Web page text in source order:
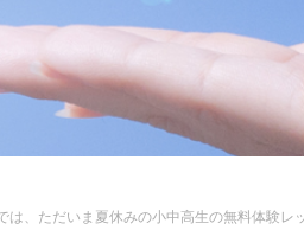
は、ただいま夏休みの小中高生の無料体験レ